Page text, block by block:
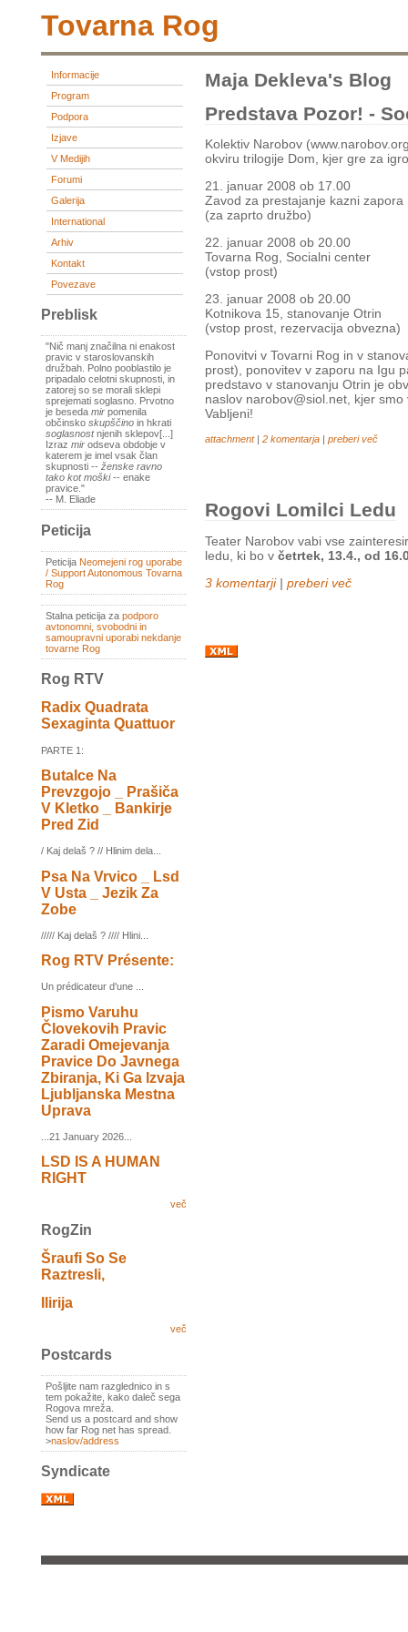
Tovarna Rog
Informacije
Program
Podpora
Izjave
V Medijih
Forumi
Galerija
International
Arhiv
Kontakt
Povezave
Preblisk
"Nič manj značilna ni enakost
pravic v staroslovanskih
družbah. Polno pooblastilo je
pripadalo celotni skupnosti, in
zatorej so se morali sklepi
sprejemati soglasno. Prvotno
je beseda mir pomenila
občinsko skupščino in hkrati
soglasnostnjenih sklepov[...]
Izraz mir odseva obdobje v
katerem je imel vsak član
skupnosti -- ženske ravno
tako kot moški-- enake
pravice."
-- M. Eliade
Peticija
Peticija Neomejeni rog uporabe
/ Support Autonomous Tovarna
Rog
Stalna peticija za podporo
avtonomni, svobodni in
samoupravni uporabi nekdanje
tovarne Rog
Rog RTV
Radix Quadrata
Sexaginta Quattuor
PARTE 1:
Butalce Na
Prevzgojo _ Prašiča
V Kletko _ Bankirje
Pred Zid
/ Kaj delaš ? // Hlinim dela...
Psa Na Vrvico _ Lsd
V Usta _ Jezik Za
Zobe
///// Kaj delaš ? //// Hlini...
Rog RTV Présente:
Un prédicateur d'une ...
Pismo Varuhu
Človekovih Pravic
Zaradi Omejevanja
Pravice Do Javnega
Zbiranja, Ki Ga Izvaja
Ljubljanska Mestna
Uprava
...21 January 2026...
LSD IS A HUMAN
RIGHT
več
RogZin
Šraufi So Se
Raztresli,
Ilirija
več
Postcards
Pošljite nam razglednico in s
tem pokažite, kako daleč sega
Rogova mreža.
Send us a postcard and show
how far Rog net has spread.
>naslov/address
Syndicate
Maja Dekleva's Blog
Predstava Pozor! -
Kolektiv Narobov
okviru trilogije Dom, kjer gre za
21. januar 2008 ob 17.00
Zavod za prestajanje kazni zapora
(za zaprto družbo)
22. januar 2008 ob 20.00
Tovarna Rog, Socialni center
(vstop prost)
23. januar 2008 ob 20.00
Kotnikova 15, stanovanje Otrin
(vstop prost, rezervacija obvezna)
Ponovitvi v Tovarni Rog in v
prost), ponovitev v zaporu na Igu
predstavo v stanovanju Otrin je
naslov narobov@siol.net, kjer
Vabljeni!
attachment| 2 komentarja preberi več
Rogovi Lomilci Ledu
Teater Narobov vabi vse
ledu, ki bo v četrtek, 13.4., od
3 komentarji| preberi več